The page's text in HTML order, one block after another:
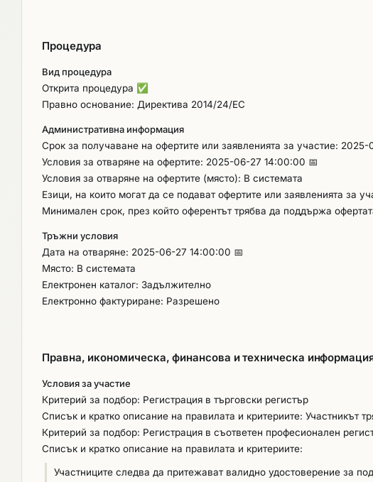
Процедура
Вид процедура
Открита процедура ✅
Правно основание: Директива 2014/24/ЕС
Административна информация
Срок за получаване на офертите или заявленията за участие:
Условия за отваряне на офертите: 2025-06-27 14:00:00 📅
Условия за отваряне на офертите (място): В системата
Езици, на които могат да се подават офертите или заявленията за
Минимален срок, през който оферентът трябва да поддържа
Тръжни условия
Дата на отваряне: 2025-06-27 14:00:00 📅
Място: В системата
Електронен каталог: Задължително
Електронно фактуриране: Разрешено
Правна, икономическа, финансова и техническа
Условия за участие
Критерий за подбор: Регистрация в търговски регистър
Списък и кратко описание на правилата и критериите: Участникът
Критерий за подбор: Регистрация в съответен професионален
Списък и кратко описание на правилата и критериите:
Участниците следва да притежават валидно удостоверение за